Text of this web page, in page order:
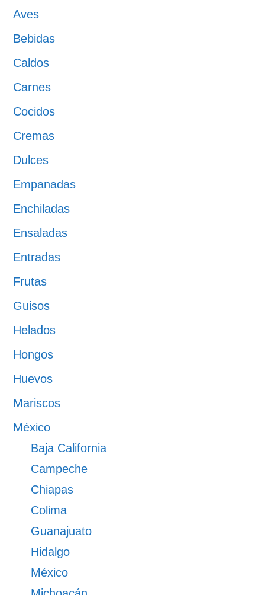
Aves
Bebidas
Caldos
Carnes
Cocidos
Cremas
Dulces
Empanadas
Enchiladas
Ensaladas
Entradas
Frutas
Guisos
Helados
Hongos
Huevos
Mariscos
México
Baja California
Campeche
Chiapas
Colima
Guanajuato
Hidalgo
México